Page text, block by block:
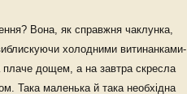
Вона, як справжня чаклунка,
холодними витинанками-
плаче дощем, а на завтра скресла
Така маленька й така необхідна